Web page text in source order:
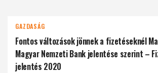
GAZDASÁG
Fontos változások jönnek a fizetéseknél
Magyar Nemzeti Bank jelentése szerint –
jelentés 2020